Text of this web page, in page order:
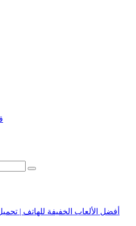
أفضل الألعاب الخفيفة للهاتف |